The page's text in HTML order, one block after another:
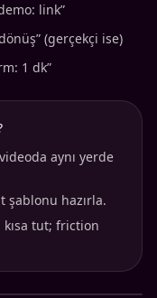
link”
(gerçekçi ise)
1 dk”
aynı yerde
şablonu hazırla.
kısa tut; friction